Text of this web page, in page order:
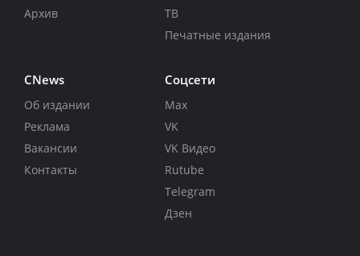
Архив
ТВ
Печатные издания
CNews
Об издании
Реклама
Вакансии
Контакты
Соцсети
Max
VK
VK Видео
Rutube
Telegram
Дзен